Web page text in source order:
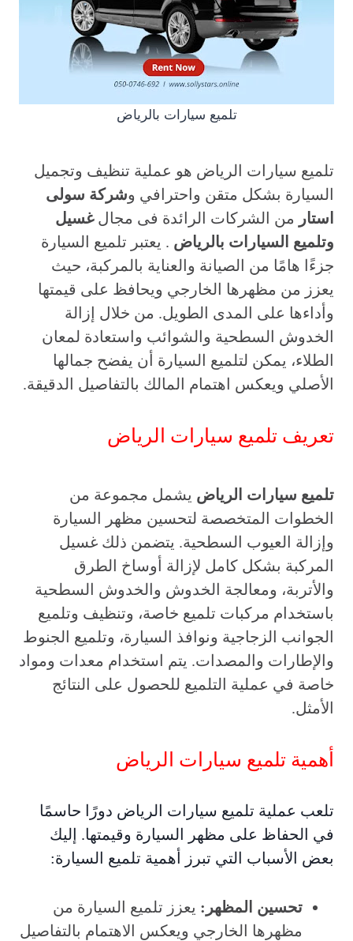
تلميع سيارات بالرياض
تلميع سيارات الرياض هو عملية تنظيف وتجميل
السيارة بشكل متقن واحترافي وشركة سولى
استار من الشركات الرائدة فى مجالغسيل
وتلميع السيارات بالرياض . يعتبر تلميع السيارة
جزءًا هامًا من الصيانة والعناية بالمركبة، حيث
يعزز من مظهرها الخارجي ويحافظ على قيمتها
وأداءها على المدى الطويل. من خلال إزالة
الخدوش السطحية والشوائب واستعادة لمعان
الطلاء، يمكن لتلميع السيارة أن يفضح جمالها
الأصلي ويعكس اهتمام المالك بالتفاصيل الدقيقة.
تعريف تلميع سيارات الرياض
تلميع سيارات الرياض يشمل مجموعة من
الخطوات المتخصصة لتحسين مظهر السيارة
وإزالة العيوب السطحية. يتضمن ذلك غسيل
المركبة بشكل كامل لإزالة أوساخ الطرق
والأتربة، ومعالجة الخدوش والخدوش السطحية
باستخدام مركبات تلميع خاصة، وتنظيف وتلميع
الجوانب الزجاجية ونوافذ السيارة، وتلميع الجنوط
والإطارات والمصدات. يتم استخدام معدات ومواد
خاصة في عملية التلميع للحصول على النتائج
الأمثل.
أهمية تلميع سيارات الرياض
تلعب عملية تلميع سيارات الرياض دورًا حاسمًا
في الحفاظ على مظهر السيارة وقيمتها. إليك
بعض الأسباب التي تبرز أهمية تلميع السيارة:
تحسين المظهر: يعزز تلميع السيارة من
مظهرها الخارجي ويعكس الاهتمام بالتفاصيل